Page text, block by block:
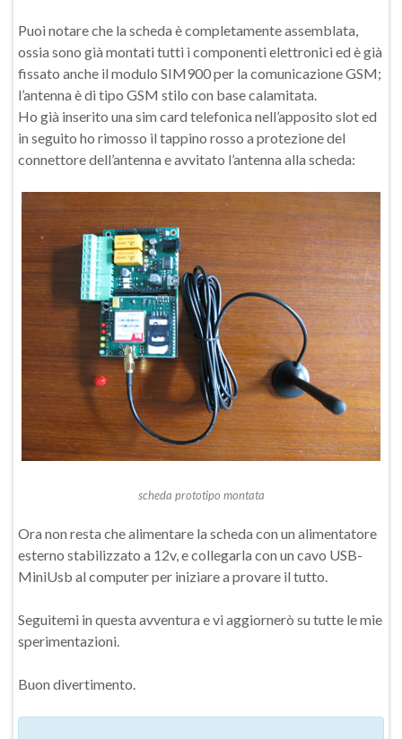
Puoi notare che la scheda è completamente assemblata,
ossia sono già montati tutti i componenti elettronici ed è già
fissato anche il modulo SIM900 per la comunicazione GSM;
l’antenna è di tipo GSM stilo con base calamitata.
Ho già inserito una sim card telefonica nell’apposito slot ed
in seguito ho rimosso il tappino rosso a protezione del
connettore dell’antenna e avvitato l’antenna alla scheda:
scheda prototipo montata
Ora non resta che alimentare la scheda con un alimentatore
esterno stabilizzato a 12v, e collegarla con un cavo USB-
MiniUsb al computer per iniziare a provare il tutto.
Seguitemi in questa avventura e vi aggiornerò su tutte le mie
sperimentazioni.
Buon divertimento.